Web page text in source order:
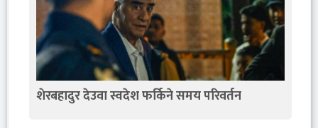
शेरबहादुर देउवा स्वदेश फर्किने समय परिवर्तन